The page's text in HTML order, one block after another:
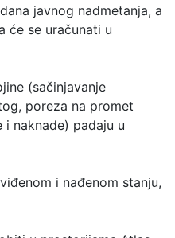
javnog nadmetanja, a
će se uračunati u
(sačinjavanje
poreza na promet
naknade) padaju u
i nađenom stanju,